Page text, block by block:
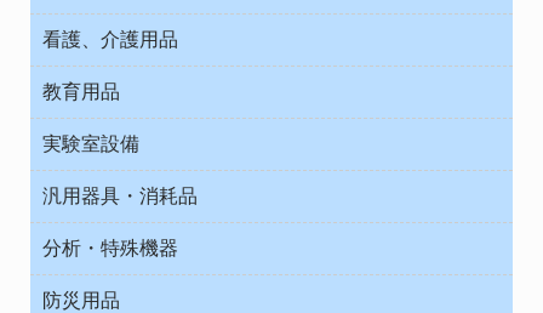
チューブコネクタ素材
テープ・ラベル・紙製
デシケーター類
ベット周辺
ベンチ無菌ドラフト
院内感染防止、空気清浄器類
運搬
温度・湿度管理機器
介護・リハビリ
看護、介護用品
院内感染防止、空気清浄器類
救急
健康機器・用品
事務・受付
処置・手術
中材・滅菌・洗浄
教育用品
ノート・紙製品
実験室設備
コンテナー保温容器
工具類
事務用品・ＯＡデスク
清掃用品
汎用器具・消耗品
テープ・ラベル・紙製
金属・樹脂実験必需２
分析・特殊機器
検査用品
防災用品